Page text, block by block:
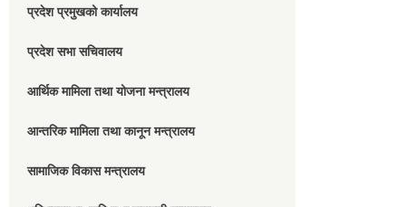
प्रदेश प्रमुखको कार्यालय
प्रदेश सभा सचिवालय
आर्थिक मामिला तथा योजना मन्त्रालय
आन्तरिक मामिला तथा कानून मन्त्रालय
सामाजिक विकास मन्त्रालय